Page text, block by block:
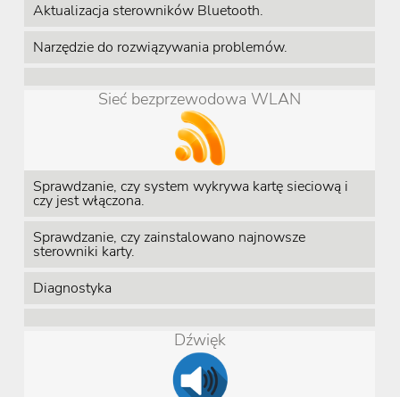
Aktualizacja sterowników Bluetooth.
Narzędzie do rozwiązywania problemów.
Sieć bezprzewodowa WLAN
Sprawdzanie, czy system wykrywa kartę sieciową i
czy jest włączona.
Sprawdzanie, czy zainstalowano najnowsze
sterowniki karty.
Diagnostyka
Dźwięk